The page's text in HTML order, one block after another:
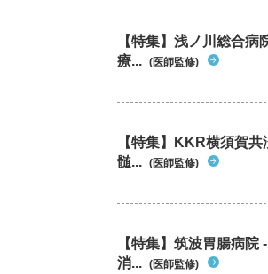
【特集】浅ノ川総合
療... (医師監修)
【特集】KKR横須賀
髄... (医師監修)
【特集】筑波胃腸病
消... (医師監修)